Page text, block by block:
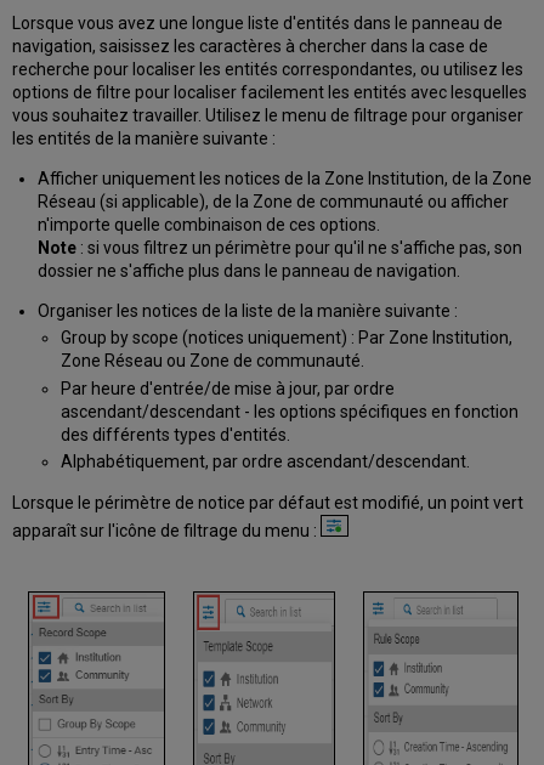
Lorsque vous avez une longue liste d'entités dans le panneau de
navigation, saisissez les caractères à chercher dans la case de
recherche pour localiser les entités correspondantes, ou utilisez les
options de filtre pour localiser facilement les entités avec lesquelles
vous souhaitez travailler. Utilisez le menu de filtrage pour organiser
les entités de la manière suivante :
Afficher uniquement les notices de la Zone Institution, de la Zone
Réseau (si applicable), de la Zone de communauté ou afficher
n'importe quelle combinaison de ces options.
Note: si vous filtrez un périmètre pour qu'il ne s'affiche pas, son
dossier ne s'affiche plus dans le panneau de navigation.
Organiser les notices de la liste de la manière suivante :
Group by scope (notices uniquement) : Par Zone Institution,
Zone Réseau ou Zone de communauté.
Par heure d'entrée/de mise à jour, par ordre
ascendant/descendant - les options spécifiques en fonction
des différents types d'entités.
Alphabétiquement, par ordre ascendant/descendant.
Lorsque le périmètre de notice par défaut est modifié, un point vert
apparaît sur l'icône de filtrage du menu :